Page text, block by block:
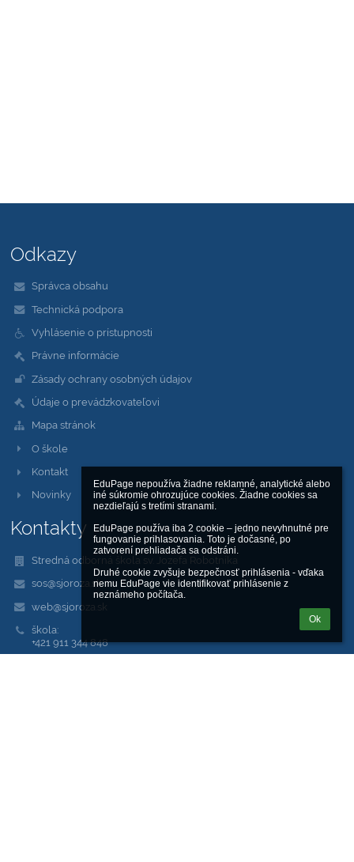
EduPage nepoužíva žiadne reklamné, analytické alebo
iné súkromie ohrozujúce cookies. Žiadne cookies sa
nezdieľajú s tretími stranami.
EduPage používa iba 2 cookie – jedno nevyhnutné pre
fungovanie prihlasovania. Toto je dočasné, po
zatvorení prehliadača sa odstráni.
Druhé cookie zvyšuje bezpečnosť prihlásenia - vďaka
nemu EduPage vie identifikovať prihlásenie z
neznámeho počítača.
Ok
Odkazy
Správca obsahu
Technická podpora
Vyhlásenie o prístupnosti
Právne informácie
Zásady ochrany osobných údajov
Údaje o prevádzkovateľovi
Mapa stránok
O škole
Kontakt
Novinky
Kontakty
Stredná odborná škola sv. Jozefa Robotníka
sos@sjoroza.sk
web@sjoroza.sk
škola:
+421 911 344 848